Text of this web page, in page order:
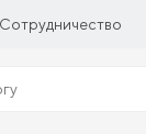
Сотрудничество